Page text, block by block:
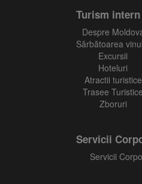
Turism intern
Despre
Sărbătoarea
Excursii
Hoteluri
Atractii turistice
Trasee Turistice
Zboruri
Servicii
Servicii